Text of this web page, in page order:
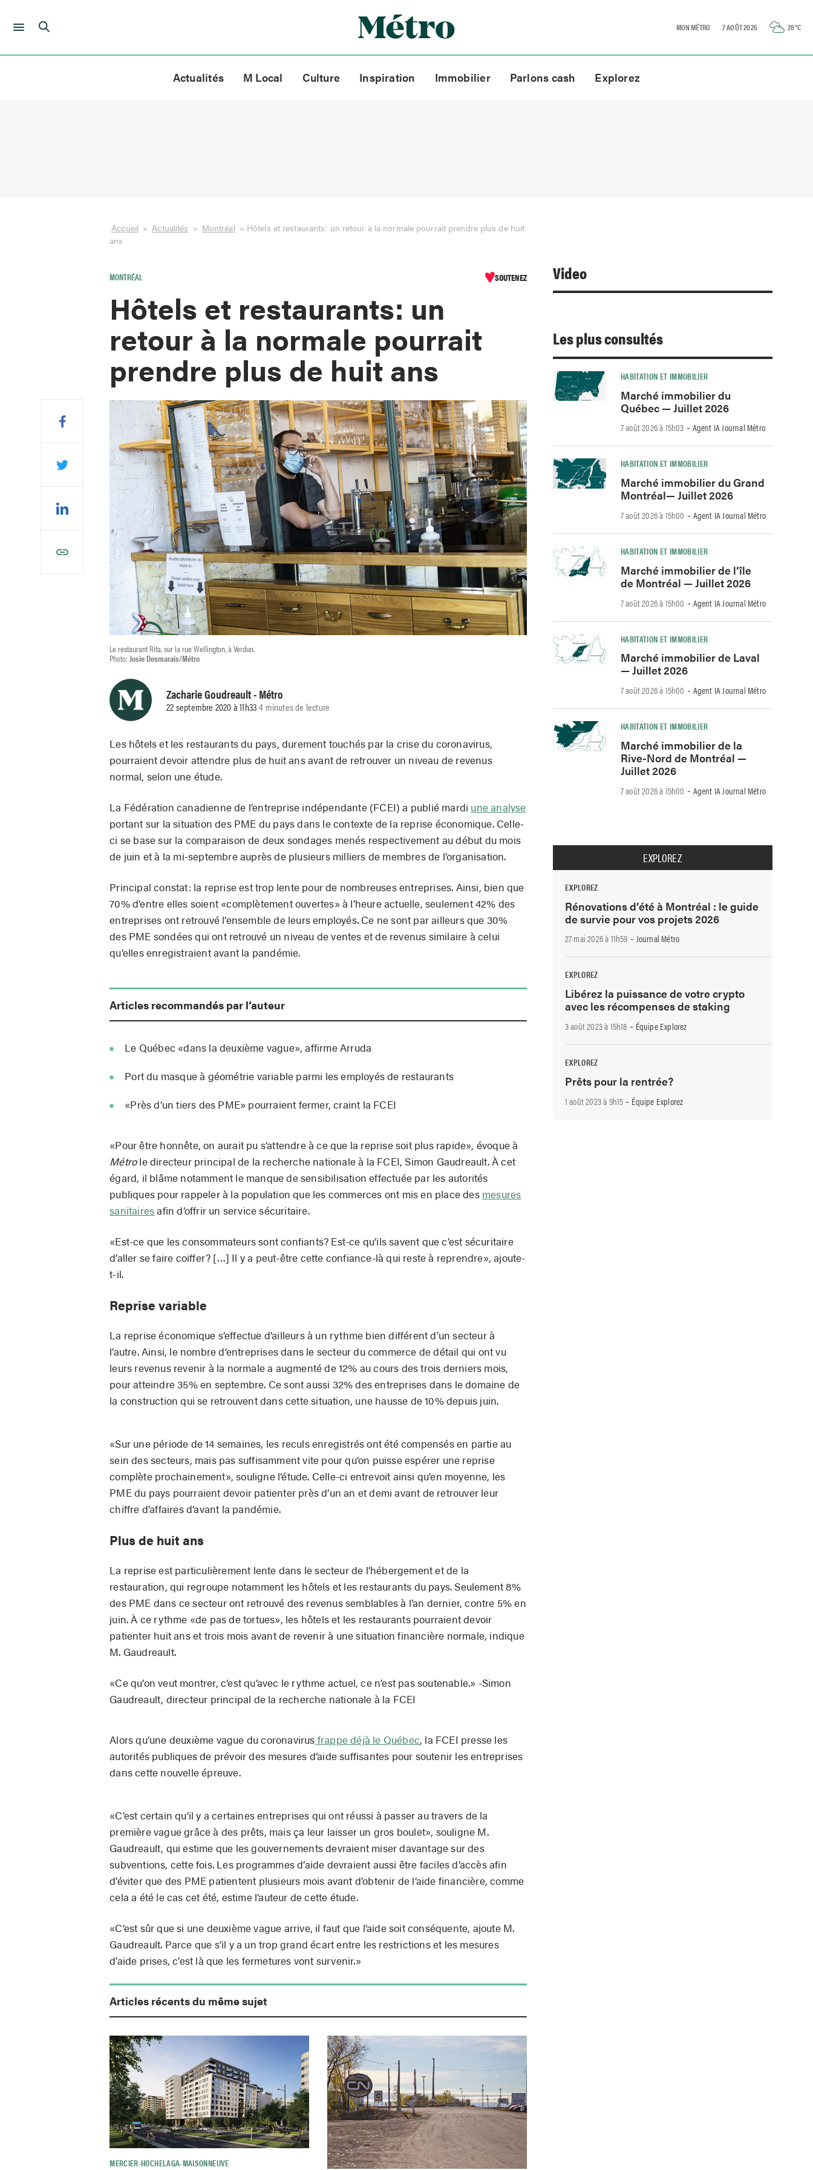
Skip
MON MÉTRO 7 AOÛT 2026 28°C
Actualités M Local Culture Inspiration Immobilier Parlons cash Explorez
Accueil » Actualités » Montréal » Hôtels et restaurants: un retour à la normale pourrait prendre plus de huit
ans
MONTRÉAL SOUTENEZ
Hôtels et restaurants: un
retour à la normale pourrait
prendre plus de huit ans
Le restaurant Rita, sur la rue Wellington, à Verdun.
Photo:Josie Desmarais/Métro
Zacharie Goudreault- Métro
22 septembre 2020 à 11h334 minutes de lecture
Les hôtels et les restaurants du pays, durement touchés par la crise du coronavirus,
pourraient devoir attendre plus de huit ans avant de retrouver un niveau de revenus
normal, selon une étude.
La Fédération canadienne de l’entreprise indépendante (FCEI) a publié mardi une analyse
portant sur la situation des PME du pays dans le contexte de la reprise économique. Celle-
ci se base sur la comparaison de deux sondages menés respectivement au début du mois
de juin et à la mi-septembre auprès de plusieurs milliers de membres de l’organisation.
Principal constat: la reprise est trop lente pour de nombreuses entreprises. Ainsi, bien que
70% d’entre elles soient «complètement ouvertes» à l’heure actuelle, seulement 42% des
entreprises ont retrouvé l’ensemble de leurs employés. Ce ne sont par ailleurs que 30%
des PME sondées qui ont retrouvé un niveau de ventes et de revenus similaire à celui
qu’elles enregistraient avant la pandémie.
Articles recommandés par l’auteur
Le Québec «dans la deuxième vague», affirme Arruda
Port du masque à géométrie variable parmi les employés de restaurants
«Près d’un tiers des PME» pourraient fermer, craint la FCEI
«Pour être honnête, on aurait pu s’attendre à ce que la reprise soit plus rapide», évoque à
Métrole directeur principal de la recherche nationale à la FCEI, Simon Gaudreault. À cet
égard, il blâme notamment le manque de sensibilisation effectuée par les autorités
publiques pour rappeler à la population que les commerces ont mis en place des mesures
sanitairesafin d’offrir un service sécuritaire.
«Est-ce que les consommateurs sont confiants? Est-ce qu’ils savent que c’est sécuritaire
d’aller se faire coiffer? […] Il y a peut-être cette confiance-là qui reste à reprendre», ajoute-
t-il.
Reprise variable
La reprise économique s’effectue d’ailleurs à un rythme bien différent d’un secteur à
l’autre. Ainsi, le nombre d’entreprises dans le secteur du commerce de détail qui ont vu
leurs revenus revenir à la normale a augmenté de 12% au cours des trois derniers mois,
pour atteindre 35% en septembre. Ce sont aussi 32% des entreprises dans le domaine de
la construction qui se retrouvent dans cette situation, une hausse de 10% depuis juin.
«Sur une période de 14 semaines, les reculs enregistrés ont été compensés en partie au
sein des secteurs, mais pas suffisamment vite pour qu’on puisse espérer une reprise
complète prochainement», souligne l’étude. Celle-ci entrevoit ainsi qu’en moyenne, les
PME du pays pourraient devoir patienter près d’un an et demi avant de retrouver leur
chiffre d’affaires d’avant la pandémie.
Plus de huit ans
La reprise est particulièrement lente dans le secteur de l’hébergement et de la
restauration, qui regroupe notamment les hôtels et les restaurants du pays. Seulement 8%
des PME dans ce secteur ont retrouvé des revenus semblables à l’an dernier, contre 5% en
juin. À ce rythme «de pas de tortues», les hôtels et les restaurants pourraient devoir
patienter huit ans et trois mois avant de revenir à une situation financière normale, indique
M. Gaudreault.
«Ce qu’on veut montrer, c’est qu’avec le rythme actuel, ce n’est pas soutenable.» -Simon
Gaudreault, directeur principal de la recherche nationale à la FCEI
Alors qu’une deuxième vague du coronavirus frappe déjà le Québec, la FCEI presse les
autorités publiques de prévoir des mesures d’aide suffisantes pour soutenir les entreprises
dans cette nouvelle épreuve.
«C’est certain qu’il y a certaines entreprises qui ont réussi à passer au travers de la
première vague grâce à des prêts, mais ça leur laisser un gros boulet», souligne M.
Gaudreault, qui estime que les gouvernements devraient miser davantage sur des
subventions, cette fois. Les programmes d’aide devraient aussi être faciles d’accès afin
d’éviter que des PME patientent plusieurs mois avant d’obtenir de l’aide financière, comme
cela a été le cas cet été, estime l’auteur de cette étude.
«C’est sûr que si une deuxième vague arrive, il faut que l’aide soit conséquente, ajoute M.
Gaudreault. Parce que s’il y a un trop grand écart entre les restrictions et les mesures
d’aide prises, c’est là que les fermetures vont survenir.»
Articles récents du même sujet
MERCIER-HOCHELAGA-MAISONNEUVE
Video
Les plus consultés
HABITATION ET IMMOBILIER
Marché immobilier du
Québec — Juillet 2026
7 août 2026 à 15h03 -Agent IA Journal Métro
HABITATION ET IMMOBILIER
Marché immobilier du Grand
Montréal— Juillet 2026
7 août 2026 à 15h00 -Agent IA Journal Métro
HABITATION ET IMMOBILIER
Marché immobilier de l’île
de Montréal — Juillet 2026
7 août 2026 à 15h00 -Agent IA Journal Métro
HABITATION ET IMMOBILIER
Marché immobilier de Laval
— Juillet 2026
7 août 2026 à 15h00 -Agent IA Journal Métro
HABITATION ET IMMOBILIER
Marché immobilier de la
Rive-Nord de Montréal —
Juillet 2026
7 août 2026 à 15h00 -Agent IA Journal Métro
EXPLOREZ
EXPLOREZ
Rénovations d’été à Montréal : le guide
de survie pour vos projets 2026
27 mai 2026 à 11h59 -Journal Métro
EXPLOREZ
Libérez la puissance de votre crypto
avec les récompenses de staking
3 août 2023 à 15h18 - Équipe Explorez
EXPLOREZ
Prêts pour la rentrée?
1 août 2023 à 9h15 - Équipe Explorez